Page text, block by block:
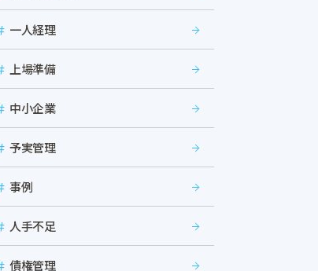
一人経理
上場準備
中小企業
予実管理
事例
人手不足
債権管理